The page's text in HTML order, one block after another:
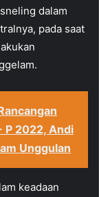
dalam
pada saat
P 2022, Andi
Unggulan
keadaan